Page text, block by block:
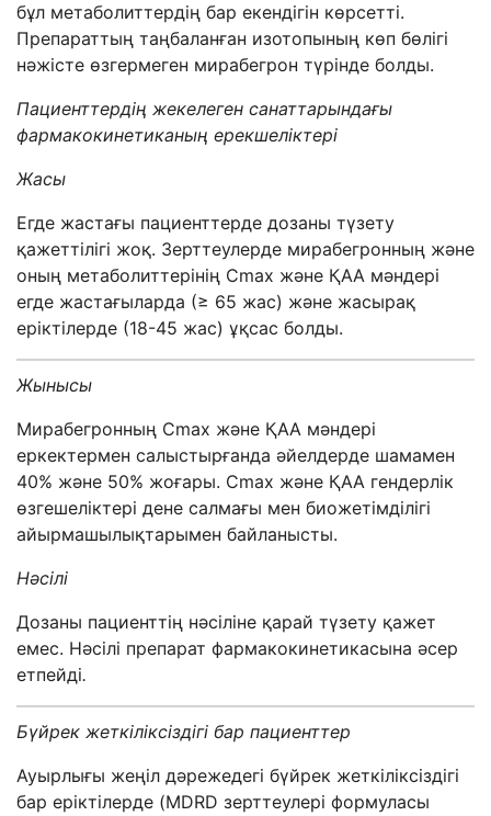
бұл метаболиттердің бар екендігін көрсетті.
Препараттың таңбаланған изотопының көп бөлігі
нәжісте өзгермеген мирабегрон түрінде болды.
Пациенттердің жекелеген санаттарындағы
фармакокинетиканың ерекшеліктері
Жасы
Егде жастағы пациенттерде дозаны түзету
қажеттілігі жоқ. Зерттеулерде мирабегронның және
оның метаболиттерінің Cmax және ҚАА мәндері
егде жастағыларда (≥ 65 жас) және жасырақ
еріктілерде (18-45 жас) ұқсас болды.
Жынысы
Мирабегронның Cmax және ҚАА мәндері
еркектермен салыстырғанда әйелдерде шамамен
40% және 50% жоғары. Cmax және ҚАА гендерлік
өзгешеліктері дене салмағы мен биожетімділігі
айырмашылықтарымен байланысты.
Нәсілі
Дозаны пациенттің нәсіліне қарай түзету қажет
емес. Нәсілі препарат фармакокинетикасына әсер
етпейді.
Бүйрек жеткіліксіздігі бар пациенттер
Ауырлығы жеңіл дәрежедегі бүйрек жеткіліксіздігі
бар еріктілерде (MDRD зерттеулері формуласы